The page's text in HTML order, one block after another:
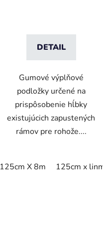
DETAIL
Gumové výplňové
podložky určené na
prispôsobenie hĺbky
existujúcich zapustených
rámov pre rohože....
125cm X 8m 125cm x linm